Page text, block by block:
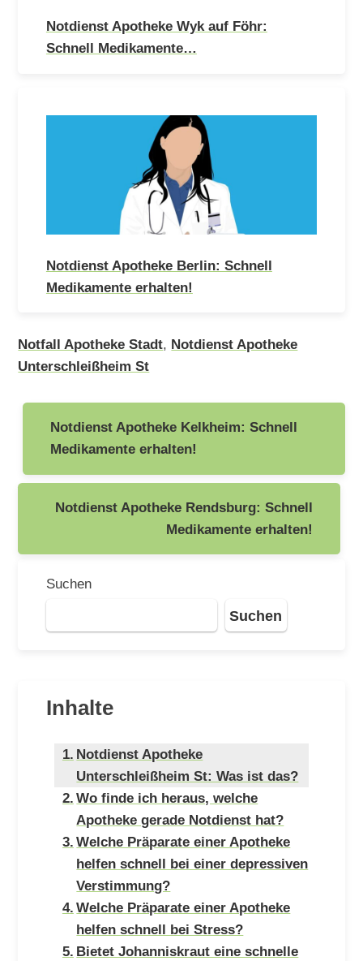
Notdienst Apotheke Wyk auf Föhr:
Schnell Medikamente…
Notdienst Apotheke Berlin: Schnell
Medikamente erhalten!
Notfall Apotheke Stadt, Notdienst Apotheke
Unterschleißheim St
Beitragsnavigation
Notdienst Apotheke Kelkheim: Schnell
Medikamente erhalten!
Notdienst Apotheke Rendsburg: Schnell
Medikamente erhalten!
Suchen
Suchen
Inhalte
Notdienst Apotheke
Unterschleißheim St: Was ist das?
Wo finde ich heraus, welche
Apotheke gerade Notdienst hat?
Welche Präparate einer Apotheke
helfen schnell bei einer depressiven
Verstimmung?
Welche Präparate einer Apotheke
helfen schnell bei Stress?
Bietet Johanniskraut eine schnelle